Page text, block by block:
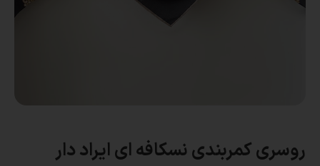
روسری کمربندی نسکافه ای ایراد دار